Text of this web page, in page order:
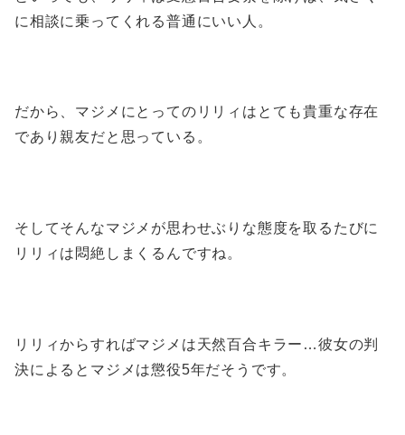
に相談に乗ってくれる普通にいい人。
だから、マジメにとってのリリィはとても貴重な存在
であり親友だと思っている。
そしてそんなマジメが思わせぶりな態度を取るたびに
リリィは悶絶しまくるんですね。
リリィからすればマジメは天然百合キラー…彼女の判
決によるとマジメは懲役5年だそうです。